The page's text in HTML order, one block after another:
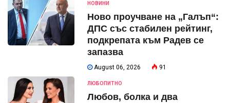
НОВИНИ
Ново проучване на „Галъп“:
ДПС със стабилен рейтинг,
подкрепата към Радев се
запазва
August 06, 2026 91
ЛЮБОПИТНО
Любов, болка и два